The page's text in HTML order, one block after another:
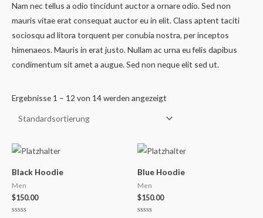
Nam nec tellus a odio tincidunt auctor a ornare odio. Sed non
mauris vitae erat consequat auctor eu in elit. Class aptent taciti
sociosqu ad litora torquent per conubia nostra, per inceptos
himenaeos. Mauris in erat justo. Nullam ac urna eu felis dapibus
condimentum sit amet a augue. Sed non neque elit sed ut.
Ergebnisse 1 – 12 von 14 werden angezeigt
Black Hoodie
Men
$150.00
Blue Hoodie
Men
$150.00